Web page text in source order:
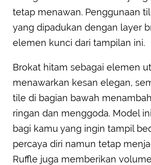
tetap menawan. Penggunaan
yang dipadukan dengan layer
elemen kunci dari tampilan ini.
Brokat hitam sebagai elemen
menawarkan kesan elegan,
tile di bagian bawah
ringan dan menggoda. Model
bagi kamu yang ingin tampil
percaya diri namun tetap
Ruffle juga memberikan